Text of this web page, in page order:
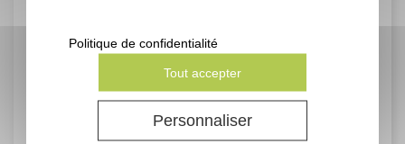
Tout accepter
Personnaliser
Politique de confidentialité
Germination moyenne : 60% en
Un sachet contient environ 10 graines.